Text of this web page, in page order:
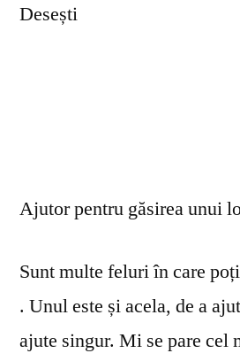
Desești
Ajutor pentru găsirea unui
Sunt multe feluri în care
. Unul este și acela, de a
ajute singur. Mi se pare cel